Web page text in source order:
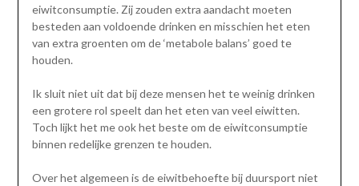
eiwitconsumptie. Zij zouden extra aandacht moeten
besteden aan voldoende drinken en misschien het eten
van extra groenten om de ‘metabole balans’ goed te
houden.
Ik sluit niet uit dat bij deze mensen het te weinig drinken
een grotere rol speelt dan het eten van veel eiwitten.
Toch lijkt het me ook het beste om de eiwitconsumptie
binnen redelijke grenzen te houden.
Over het algemeen is de eiwitbehoefte bij duursport niet